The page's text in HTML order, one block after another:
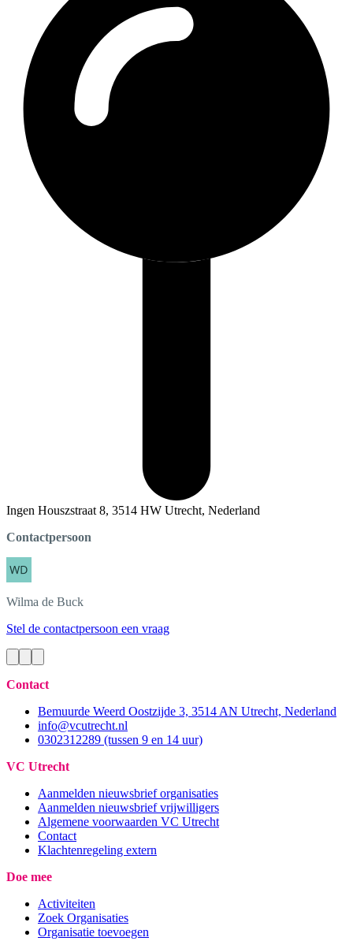
Ingen Houszstraat 8, 3514 HW Utrecht, Nederland
Contactpersoon
Wilma de Buck
Stel de contactpersoon een vraag
Contact
Bemuurde Weerd Oostzijde 3, 3514 AN Utrecht, Nederland
info@vcutrecht.nl
0302312289 (tussen 9 en 14 uur)
VC Utrecht
Aanmelden nieuwsbrief organisaties
Aanmelden nieuwsbrief vrijwilligers
Algemene voorwaarden VC Utrecht
Contact
Klachtenregeling extern
Doe mee
Activiteiten
Zoek Organisaties
Organisatie toevoegen